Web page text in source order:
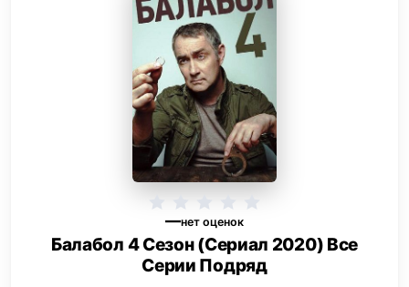
—нет оценок
Балабол 4 Сезон (Сериал 2020) Все
Серии Подряд